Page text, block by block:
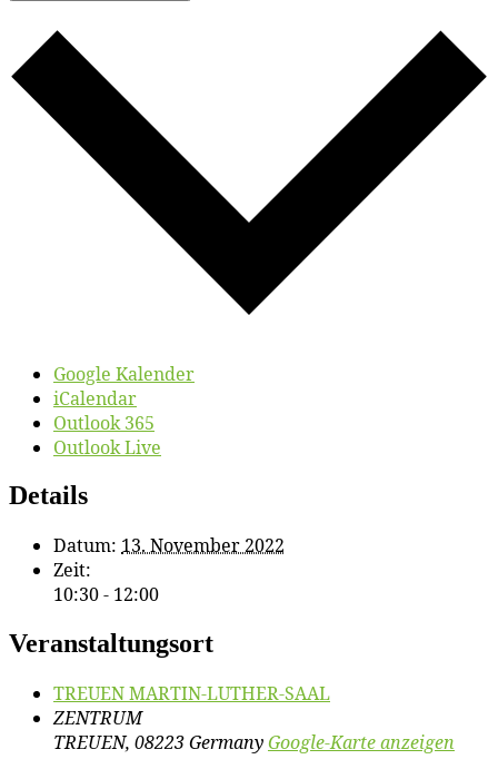
Google Kalender
iCalendar
Outlook 365
Outlook Live
Details
Datum: 13. November 2022
Zeit:
10:30 - 12:00
Veranstaltungsort
TREUEN MARTIN-LUTHER-SAAL
ZENTRUM
TREUEN, 08223GermanyGoogle-Karte anzeigen